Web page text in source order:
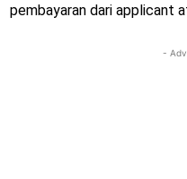
pembayaran dari applicant
-